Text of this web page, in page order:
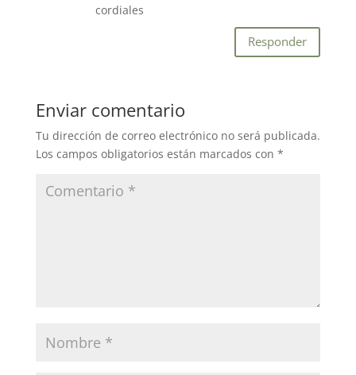
cordiales
Responder
Enviar comentario
Tu dirección de correo electrónico no será publicada.
Los campos obligatorios están marcados con *